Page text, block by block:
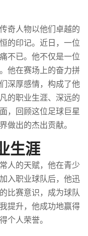
奇人物以他们卓越的
的印记。近日，一位
不已。他不仅是一位
他在赛场上的奋力拼
深厚感情，构成了他
的职业生涯、深远的
，回顾这位足球巨星
做出的杰出贡献。
生涯
人的天赋，他在青少
入职业球队后，他迅
比赛意识，成为球队
提升，他成功地赢得
个人荣誉。